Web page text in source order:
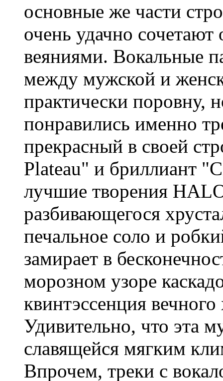
основные же части
очень удачно
веяниями. Вокальные
между мужской и
практически поровну,
понравились именно
прекрасный в своей
Plateau" и бриллиант
лучшие творения
разбивающегося
печальное соло и
замирает в
морозном узоре
квинтэссенция
Удивительно, что эта
славящейся мягким
Впрочем, треки с